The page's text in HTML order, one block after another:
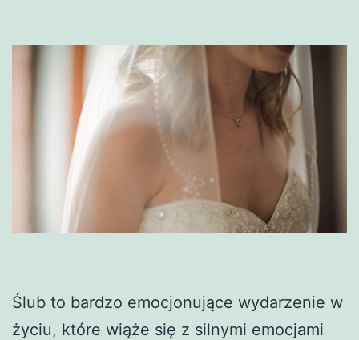
Ślub to bardzo emocjonujące wydarzenie w
życiu, które wiąże się z silnymi emocjami